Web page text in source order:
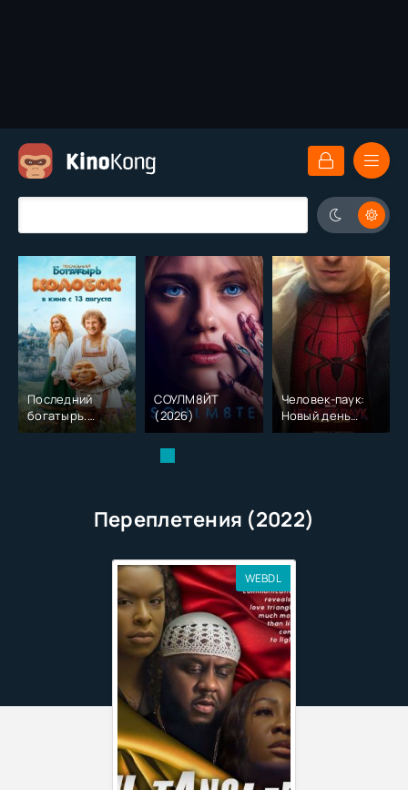
Последний
богатырь.
Колобок (2026)
СОУЛМ8ЙТ
(2026)
Человек-паук:
Новый день
(2026)
Переплетения (2022)
WEBDL